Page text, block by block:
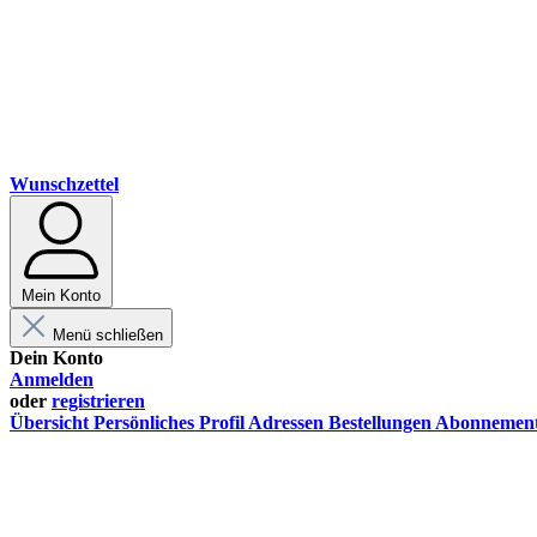
Wunschzettel
Mein Konto
Menü schließen
Dein Konto
Anmelden
oder registrieren
Übersicht Persönliches Profil Adressen Bestellungen